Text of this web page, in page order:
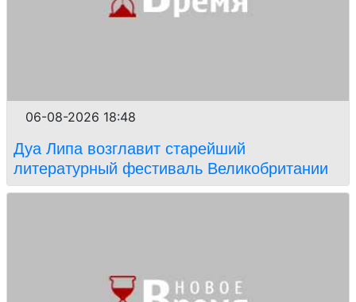
06-08-2026 18:48
Дуа Липа возглавит старейший
литературный фестиваль Великобритании